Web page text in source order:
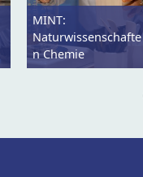
MINT:
Naturwissenschafte
n Chemie